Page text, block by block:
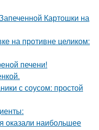
Картошки на
на противне целиком:
печени!
с соусом: простой
оказали наибольшее